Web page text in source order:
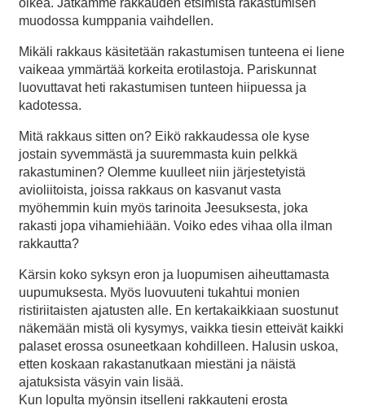
oikea. Jatkamme rakkauden etsimistä rakastumisen
muodossa kumppania vaihdellen.
Mikäli rakkaus käsitetään rakastumisen tunteena ei liene
vaikeaa ymmärtää korkeita erotilastoja. Pariskunnat
luovuttavat heti rakastumisen tunteen hiipuessa ja
kadotessa.
Mitä rakkaus sitten on? Eikö rakkaudessa ole kyse
jostain syvemmästä ja suuremmasta kuin pelkkä
rakastuminen? Olemme kuulleet niin järjestetyistä
avioliitoista, joissa rakkaus on kasvanut vasta
myöhemmin kuin myös tarinoita Jeesuksesta, joka
rakasti jopa vihamiehiään. Voiko edes vihaa olla ilman
rakkautta?
Kärsin koko syksyn eron ja luopumisen aiheuttamasta
uupumuksesta. Myös luovuuteni tukahtui monien
ristiriitaisten ajatusten alle. En kertakaikkiaan suostunut
näkemään mistä oli kysymys, vaikka tiesin etteivät kaikki
palaset erossa osuneetkaan kohdilleen. Halusin uskoa,
etten koskaan rakastanutkaan miestäni ja näistä
ajatuksista väsyin vain lisää.
Kun lopulta myönsin itselleni rakkauteni erosta